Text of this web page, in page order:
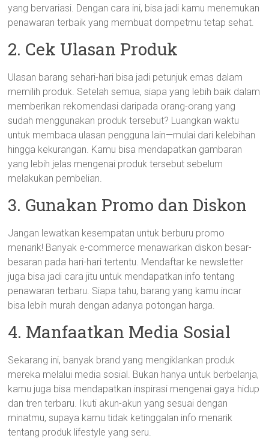
yang bervariasi. Dengan cara ini, bisa jadi kamu menemukan
penawaran terbaik yang membuat dompetmu tetap sehat.
2. Cek Ulasan Produk
Ulasan barang sehari-hari bisa jadi petunjuk emas dalam
memilih produk. Setelah semua, siapa yang lebih baik dalam
memberikan rekomendasi daripada orang-orang yang
sudah menggunakan produk tersebut? Luangkan waktu
untuk membaca ulasan pengguna lain—mulai dari kelebihan
hingga kekurangan. Kamu bisa mendapatkan gambaran
yang lebih jelas mengenai produk tersebut sebelum
melakukan pembelian.
3. Gunakan Promo dan Diskon
Jangan lewatkan kesempatan untuk berburu promo
menarik! Banyak e-commerce menawarkan diskon besar-
besaran pada hari-hari tertentu. Mendaftar ke newsletter
juga bisa jadi cara jitu untuk mendapatkan info tentang
penawaran terbaru. Siapa tahu, barang yang kamu incar
bisa lebih murah dengan adanya potongan harga.
4. Manfaatkan Media Sosial
Sekarang ini, banyak brand yang mengiklankan produk
mereka melalui media sosial. Bukan hanya untuk berbelanja,
kamu juga bisa mendapatkan inspirasi mengenai gaya hidup
dan tren terbaru. Ikuti akun-akun yang sesuai dengan
minatmu, supaya kamu tidak ketinggalan info menarik
tentang produk lifestyle yang seru.